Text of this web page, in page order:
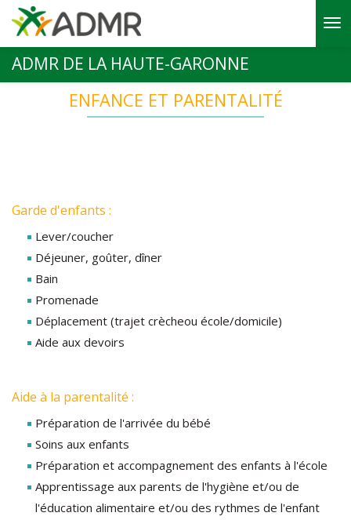
Aller au contenu principal
ADMR DE LA HAUTE-GARONNE
ENFANCE ET PARENTALITÉ
Garde d'enfants :
Lever/coucher
Déjeuner, goûter, dîner
Bain
Promenade
Déplacement (trajet crècheou école/domicile)
Aide aux devoirs
Aide à la parentalité :
Préparation de l'arrivée du bébé
Soins aux enfants
Préparation et accompagnement des enfants à l'école
Apprentissage aux parents de l'hygiène et/ou de
l'éducation alimentaire et/ou des rythmes de l'enfant